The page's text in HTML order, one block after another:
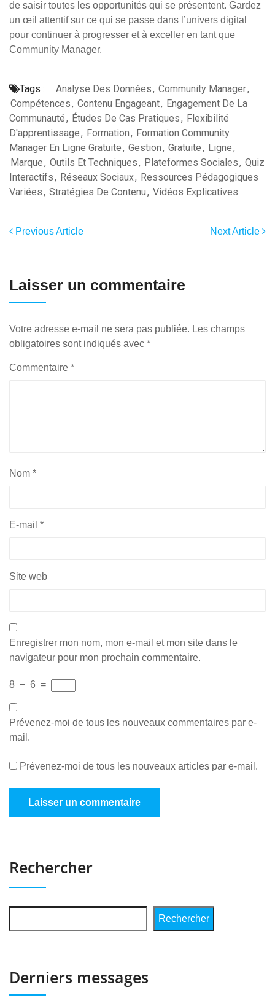
de saisir toutes les opportunités qui se présentent. Gardez
un œil attentif sur ce qui se passe dans l’univers digital
pour continuer à progresser et à exceller en tant que
Community Manager.
Tags : Analyse Des Données, Community Manager,
Compétences, Contenu Engageant, Engagement De La
Communauté, Études De Cas Pratiques, Flexibilité
D'apprentissage, Formation, Formation Community
Manager En Ligne Gratuite, Gestion, Gratuite, Ligne,
Marque, Outils Et Techniques, Plateformes Sociales, Quiz
Interactifs, Réseaux Sociaux, Ressources Pédagogiques
Variées, Stratégies De Contenu, Vidéos Explicatives
Previous Article Next Article
Laisser un commentaire
Votre adresse e-mail ne sera pas publiée. Les champs
obligatoires sont indiqués avec *
Commentaire *
Nom *
E-mail *
Site web
Enregistrer mon nom, mon e-mail et mon site dans le
navigateur pour mon prochain commentaire.
8 − 6 =
Prévenez-moi de tous les nouveaux commentaires par e-
mail.
Prévenez-moi de tous les nouveaux articles par e-mail.
Rechercher
Rechercher
Derniers messages